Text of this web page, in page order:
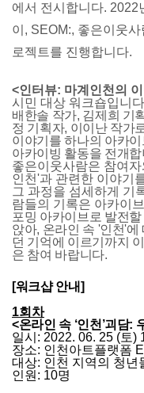
에서 전시합니다. 2022
이, SEOM:, 좋은이웃
로젝트를 진행합니다.
<인터뷰: 마계인천의
시민 대상 워크숍입니
배한솔 작가, 김제희 기
정 기획자, 이이난 작가
이야기를 하나의 아카
아카이빙 활동을 전개합
좋은이웃사람은 참여자
인천'과 관련한 이야기
그 과정을 섬세하게 기
람들의 기록은 아카이브
포밍 아카이브로 발전
앉아, 온라인 속 '인천'에
던 기억에 이르기까지
은 참여 바랍니다.
[워크샵 안내]
1회차
<온라인 속 ‘인천’괴담:
일시: 2022. 06. 25 (토)
장소: 인천아트플랫폼
대상: 인천 지역의 청년
인원: 10명